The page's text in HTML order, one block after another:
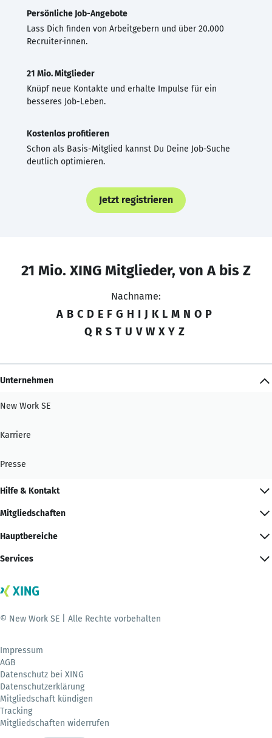
Persönliche Job-Angebote
Lass Dich finden von Arbeitgebern und über 20.000
Recruiter·innen.
21 Mio. Mitglieder
Knüpf neue Kontakte und erhalte Impulse für ein
besseres Job-Leben.
Kostenlos profitieren
Schon als Basis-Mitglied kannst Du Deine Job-Suche
deutlich optimieren.
Jetzt registrieren
21 Mio. XING Mitglieder, von A bis Z
Nachname:
A B C D E F G H I J K L M N O P
Q R S T U V W X Y Z
Unternehmen
New Work SE
Karriere
Presse
Hilfe & Kontakt
Mitgliedschaften
Hauptbereiche
Services
© New Work SE | Alle Rechte vorbehalten
Impressum
AGB
Datenschutz bei XING
Datenschutzerklärung
Mitgliedschaft kündigen
Tracking
Mitgliedschaften widerrufen